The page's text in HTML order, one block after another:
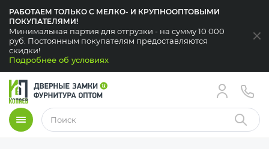
РАБОТАЕМ ТОЛЬКО С МЕЛКО- И КРУПНООПТОВЫМИ
ПОКУПАТЕЛЯМИ!
Минимальная партия для отгрузки - на сумму 10 000
руб. Постоянным покупателям предоставляются
скидки!
Подробнее об условиях
Меню Найти